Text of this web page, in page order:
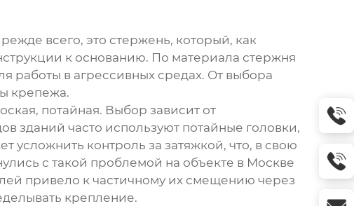
всего, это стержень, который, как
к основанию. По материала стержня
работы в агрессивных средах. От выбора
крепежа.
потайная. Выбор зависит от
зданий часто используют потайные головки,
усложнить контроль за затяжкой, что, в свою
с такой проблемой на объекте в Москве
привело к частичному их смещению через
крепление.